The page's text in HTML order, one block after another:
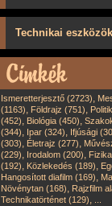
Technikai eszközök
Ismeretterjesztő (2723),
(1163), Földrajz (751),
(452), Biológia (450),
(344), Ipar (324), Ifjúsági
(303), Életrajz (277),
(229), Irodalom (200),
(192), Közlekedés (189),
Hangosított diafilm (169),
Növénytan (168), Rajzfilm
Technikatörténet (129),